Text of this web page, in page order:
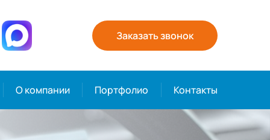
Заказать звонок
О компании Портфолио Контакты